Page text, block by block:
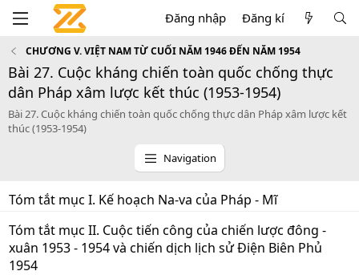
Đăng nhập Đăng kí
CHƯƠNG V. VIỆT NAM TỪ CUỐI NĂM 1946 ĐẾN NĂM 1954
Bài 27. Cuộc kháng chiến toàn quốc chống thực
dân Pháp xâm lược kết thúc (1953-1954)
Bài 27. Cuộc kháng chiến toàn quốc chống thực dân Pháp xâm lược kết
thúc (1953-1954)
Navigation
Tóm tắt mục I. Kế hoạch Na-va của Pháp - Mĩ
Tóm tắt mục II. Cuộc tiến công của chiến lược đông -
xuân 1953 - 1954 và chiến dịch lịch sử Điện Biên Phủ
1954